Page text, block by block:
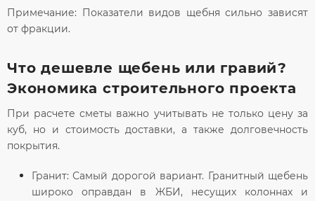
Примечание: Показатели видов щебня сильно зависят
от фракции.
Что дешевле щебень или гравий?
Экономика строительного проекта
При расчете сметы важно учитывать не только цену за
куб, но и стоимость доставки, а также долговечность
покрытия.
Гранит: Самый дорогой вариант. Гранитный щебень
широко оправдан в ЖБИ, несущих колоннах и